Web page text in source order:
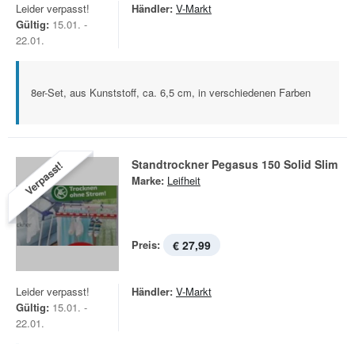
Leider verpasst!
Gültig: 15.01. -
22.01.
Händler: V-Markt
8er-Set, aus Kunststoff, ca. 6,5 cm, in verschiedenen Farben
Verpasst! Standtrockner Pegasus 150 Solid Slim
Marke: Leifheit
Preis: € 27,99
Leider verpasst!
Gültig: 15.01. -
22.01.
Händler: V-Markt